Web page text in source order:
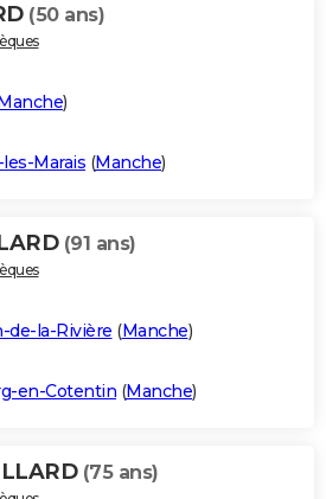
(50 ans)
)
Marais (Manche)
(91 ans)
de-la-Rivière (Manche)
en-Cotentin (Manche)
(75 ans)